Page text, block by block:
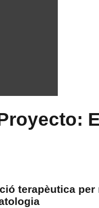
terapèutica